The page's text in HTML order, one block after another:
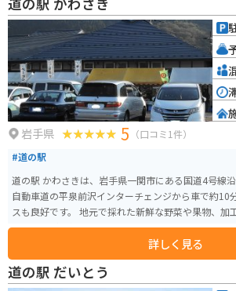
金色堂をはじめとする3000点以上の国宝や重要文化
の平安仏教美術の宝庫とされています。 中尊寺の表参道である月見坂は樹齢3
50～400年の杉が並び、その多くは江戸時代に伊達
のです。月見坂を登ると、本堂の手前左側に「弁慶
堂」とも呼ばれる）があり、武蔵坊弁慶の木像や弁
安置されています。 拝観時間は3月1日から11月3日までが8:30～17:00、11月
4日から2月末日までが8:30～16:30です。拝観料は
円、中学生300円、小学生200円です。
岩手県 5 （口コミ1件）
#道の駅
道の駅 かわさきは、岩手県一関市にある国道4号線沿い
自動車道の平泉前沢インターチェンジから車で約10
スも良好です。 地元で採れた新鮮な野菜や果物、加工品などを販売する産直
コーナーが人気です。 特に、地元産のブランド豚「いわいずみ短角牛」を使
ったメンチカツやコロッケなどの軽食は、ここでし
人気があります。 また、併設されているレストランでは、地元産の食材をふ
んだんに使った料理を楽しむことができます。 バイクで訪れる場合は、広い
詳しく見る
道の駅 だいとう